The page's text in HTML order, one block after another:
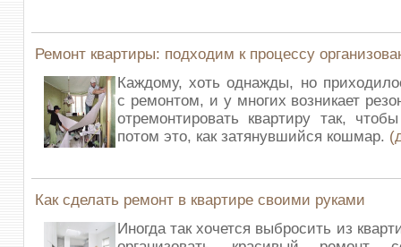
Ремонт квартиры: подходим к процессу
Каждому, хоть однажды, но
с ремонтом, и у многих возникает
отремонтировать квартиру так,
потом это, как затянувшийся кошмар.
Как сделать ремонт в квартире своими руками
Иногда так хочется выбросить из